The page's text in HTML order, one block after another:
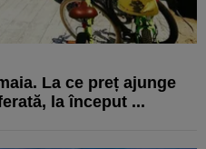
La ce preț ajunge
la început ...